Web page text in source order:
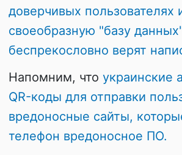
доверчивых пользователях
своеобразную "базу
беспрекословно верят
Напомним, что украинские
QR-коды для отправки
вредоносные сайты,
телефон вредоносное ПО.